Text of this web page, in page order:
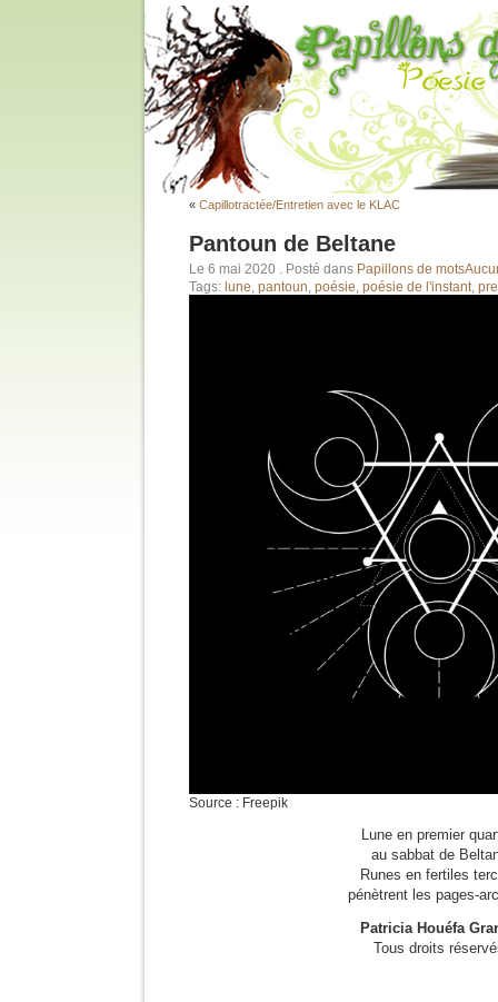
« Capillotractée/Entretien avec le KLAC
Pantoun de Beltane
Le 6 mai 2020 . Posté dans Papillons de mots
Tags: lune, pantoun, poésie, poésie de l'instant,
Source : Freepik
Lune en premier
au sabbat de
Runes en fertiles
pénètrent les pages-
Patricia Houéfa
Tous droits